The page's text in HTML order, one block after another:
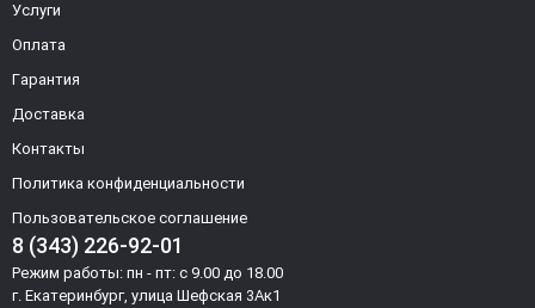
Услуги
Оплата
Гарантия
Доставка
Контакты
Политика конфиденциальности
Пользовательское соглашение
8 (343) 226-92-01
Режим работы: пн - пт: с 9.00 до 18.00
г. Екатеринбург, улица Шефская 3Ак1